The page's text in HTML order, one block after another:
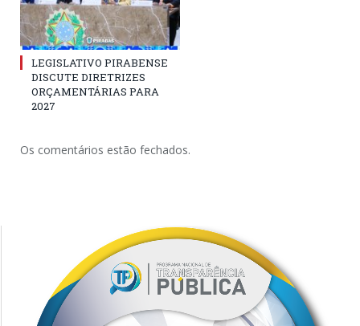
LEGISLATIVO PIRABENSE
DISCUTE DIRETRIZES
ORÇAMENTÁRIAS PARA
2027
Os comentários estão fechados.